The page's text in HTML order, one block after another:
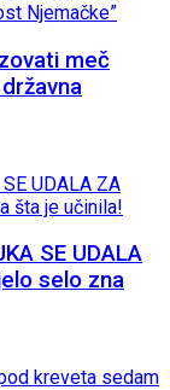
meč
SE UDALA
selo zna